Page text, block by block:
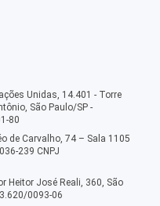
Unidas, 14.401 - Torre
São Paulo/SP -
80
de Carvalho, 74 – Sala 1105
239 CNPJ
Heitor José Reali, 360, São
0093-06